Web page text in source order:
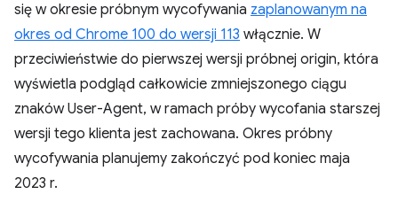
się w okresie próbnym wycofywania zaplanowanym na
okres od Chrome 100 do wersji 113 włącznie. W
przeciwieństwie do pierwszej wersji próbnej origin, która
wyświetla podgląd całkowicie zmniejszonego ciągu
znaków User-Agent, w ramach próby wycofania starszej
wersji tego klienta jest zachowana. Okres próbny
wycofywania planujemy zakończyć pod koniec maja
2023 r.